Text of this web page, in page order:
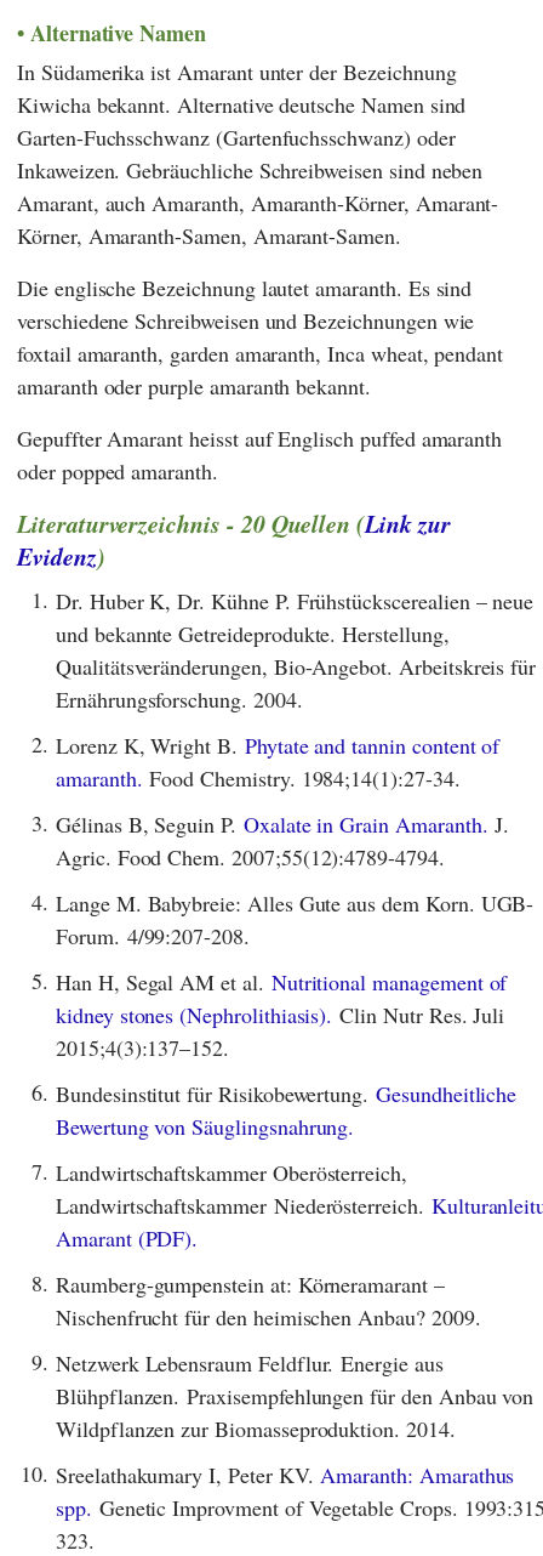
Alternative Namen
In Südamerika ist Amarant unter der Bezeichnung
Kiwicha bekannt. Alternative deutsche Namen sind
Garten-Fuchsschwanz (Gartenfuchsschwanz) oder
Inkaweizen. Gebräuchliche Schreibweisen sind neben
Amarant, auch Amaranth, Amaranth-Körner, Amarant-
Körner, Amaranth-Samen, Amarant-Samen.
Die englische Bezeichnung lautet amaranth. Es sind
verschiedene Schreibweisen und Bezeichnungen wie
foxtail amaranth, garden amaranth, Inca wheat, pendant
amaranth oder purple amaranth bekannt.
Gepuffter Amarant heisst auf Englisch puffed amaranth
oder popped amaranth.
Literaturverzeichnis - 20 Quellen (Link zur
Evidenz)
1. Dr. Huber K, Dr. Kühne P. Frühstückscerealien – neue
und bekannte Getreideprodukte. Herstellung,
Qualitätsveränderungen, Bio-Angebot. Arbeitskreis für
Ernährungsforschung. 2004.
2. Lorenz K, Wright B. Phytate and tannin content of
amaranth. Food Chemistry. 1984;14(1):27-34.
3. Gélinas B, Seguin P. Oxalate in Grain Amaranth. J.
Agric. Food Chem. 2007;55(12):4789-4794.
4. Lange M. Babybreie: Alles Gute aus dem Korn. UGB-
Forum. 4/99:207-208.
5. Han H, Segal AM et al. Nutritional management of
kidney stones (Nephrolithiasis). Clin Nutr Res. Juli
2015;4(3):137–152.
6. Bundesinstitut für Risikobewertung.Gesundheitliche
Bewertung von Säuglingsnahrung.
7. Landwirtschaftskammer Oberösterreich,
Landwirtschaftskammer Niederösterreich.
Amarant (PDF).
8. Raumberg-gumpenstein at: Körneramarant –
Nischenfrucht für den heimischen Anbau? 2009.
9. Netzwerk Lebensraum Feldflur. Energie aus
Blühpflanzen. Praxisempfehlungen für den Anbau von
Wildpflanzen zur Biomasseproduktion. 2014.
10. Sreelathakumary I, Peter KV.Amaranth: Amarathus
spp. Genetic Improvment of Vegetable Crops.
323.